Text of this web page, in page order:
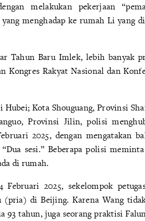
melakukan pekerjaan
yang menghadap ke rumah Li yang
Tahun Baru Imlek, lebih banyak
Kongres Rakyat Nasional dan
Kota Shouguang, Provinsi
Provinsi Jilin, polisi
2025, dengan mengatakan
sesi.” Beberapa polisi
di rumah.
Februari 2025, sekelompok
(pria) di Beijing. Karena Wang
93 tahun, juga seorang praktisi